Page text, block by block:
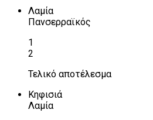
Λαμία
Πανσερραϊκός
1
2
Τελικό αποτέλεσμα
Κηφισιά
Λαμία